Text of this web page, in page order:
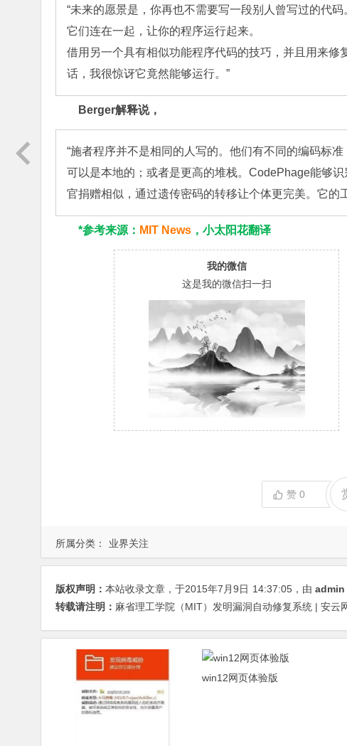
所属分类： 业界关注
“未来的愿景是，你再也不需要写一段别人曾写过的代
它们连在一起，让你的程序运行起来。
借用另一个具有相似功能程序代码的技巧，并且用来
话，我很惊讶它竟然能够运行。”
Berger解释说，
“施者程序并不是相同的人写的。他们有不同的编码标
可以是本地的；或者是更高的堆栈。CodePhage能够
官捐赠相似，通过遗传密码的转移让个体更完美。它的
*参考来源： MIT News ，小太阳花翻译
我的微信
这是我的微信扫一扫
赞0
版权声明： 本站收录文章，于2015年7月9日 14:37:05 ，由 admin
转载请注明： 麻省理工学院（MIT）发明漏洞自动修复系统 | 安云
win12网页体验版